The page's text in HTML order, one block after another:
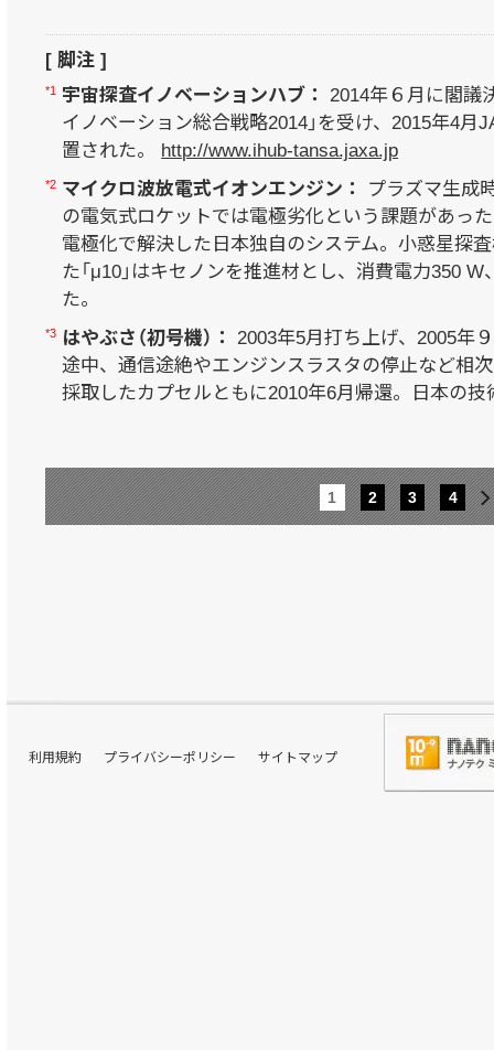
[ 脚注 ]
*1 宇宙探査イノベーションハブ：
2014年６月に閣議
イノベーション総合戦略2014」を受け、2015年4月
置された。 http://www.ihub-tansa.jaxa.jp
*2 マイクロ波放電式イオンエンジン：
プラズマ生成
の電気式ロケットでは電極劣化という課題があっ
電極化で解決した日本独自のシステム。小惑星探査
た「μ10」はキセノンを推進材とし、消費電力350
た。
*3 はやぶさ（初号機）：
2003年5月打ち上げ、2005年
途中、通信途絶やエンジンスラスタの停止など相
採取したカプセルともに2010年6月帰還。日本の
1 2 3 4
利用規約 プライバシーポリシー サイトマップ